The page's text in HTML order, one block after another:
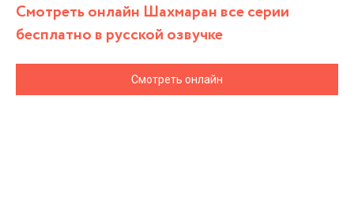
Смотреть онлайн Шахмаран все серии
бесплатно в русской озвучке
Смотреть онлайн